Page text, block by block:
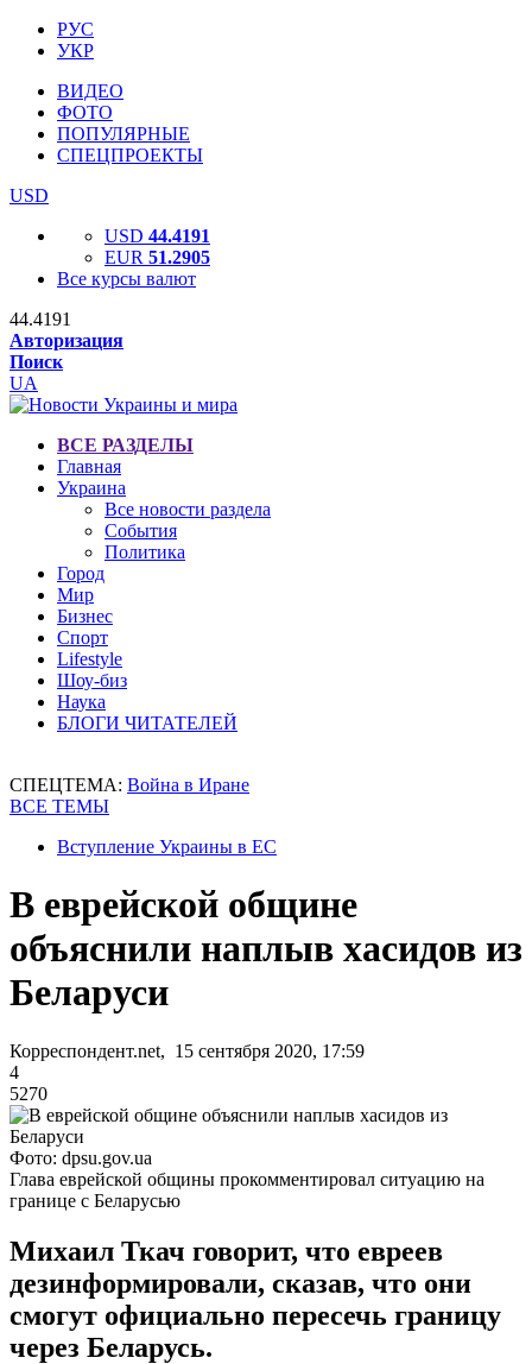
РУС
УКР
ВИДЕО
ФОТО
ПОПУЛЯРНЫЕ
СПЕЦПРОЕКТЫ
USD
USD 44.4191
EUR 51.2905
Все курсы валют
44.4191
Авторизация
Поиск
UA
ВСЕ РАЗДЕЛЫ
Главная
Украина
Все новости раздела
События
Политика
Город
Мир
Бизнес
Спорт
Lifestyle
Шоу-биз
Наука
БЛОГИ ЧИТАТЕЛЕЙ
СПЕЦТЕМА: Война в Иране
ВСЕ ТЕМЫ
Вступление Украины в ЕС
В еврейской общине
объяснили наплыв хасидов из
Беларуси
Корреспондент.net, 15 сентября 2020, 17:59
4
5270
Фото: dpsu.gov.ua
Глава еврейской общины прокомментировал ситуацию на
границе с Беларусью
Михаил Ткач говорит, что евреев
дезинформировали, сказав, что они
смогут официально пересечь границу
через Беларусь.